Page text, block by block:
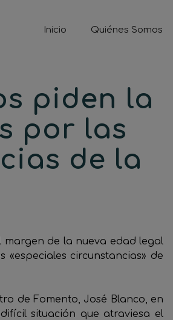
Inicio Quiénes Somos
piden la
por las
de la
de la nueva edad legal
circunstancias» de
de Fomento, José Blanco, en
situación que atraviesa el